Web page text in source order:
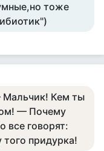
тоже
Кем ты
— Почему
все говорят:
придурка!